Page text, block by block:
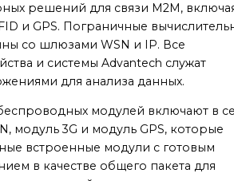
решений для связи M2M,
и GPS. Пограничные
со шлюзами WSN и IP. Все
и системы Advantech служат
для анализа данных.
модулей включают в
модуль 3G и модуль GPS, которые
встроенные модули с готовым
в качестве общего пакета для